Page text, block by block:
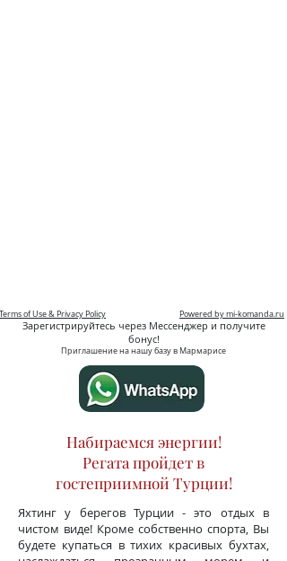
Зарегистрируйтесь через Мессенджер и получите
бонус!
Приглашение на нашу базу в Мармарисе
Terms of Use & Privacy Policy Powered by mi-komanda.ru
Набираемся энергии!
Регата пройдет в
гостеприимной Турции!
Яхтинг у берегов Турции - это отдых в
чистом виде! Кроме собственно спорта, Вы
будете купаться в тихих красивых бухтах,